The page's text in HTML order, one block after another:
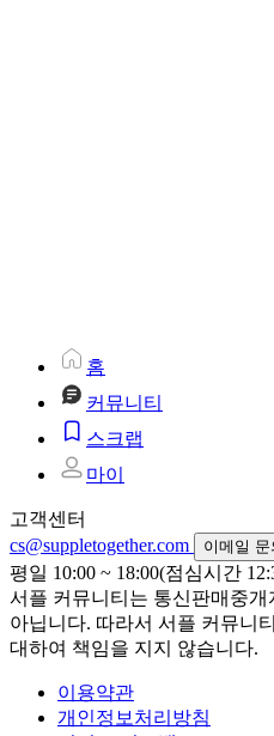
홈
커뮤니티
스크랩
마이
고객센터
cs@suppletogether.com
이메일 문
평일 10:00 ~ 18:00(점심시간
서플 커뮤니티는 통신판매중
아닙니다. 따라서 서플 커뮤니
대하여 책임을 지지 않습니다.
이용약관
개인정보처리방침